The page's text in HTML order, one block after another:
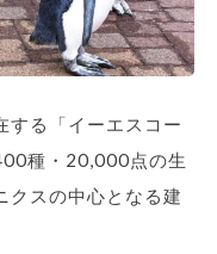
する「イーエスコー
種・20,000点の生
クスの中心となる建